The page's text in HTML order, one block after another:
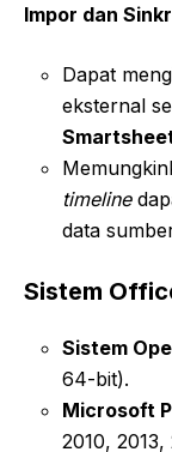
Impor dan
Dapat
eksternal
timeline
data
Sistem
Sistem
64-bit).
Microsoft
2010,